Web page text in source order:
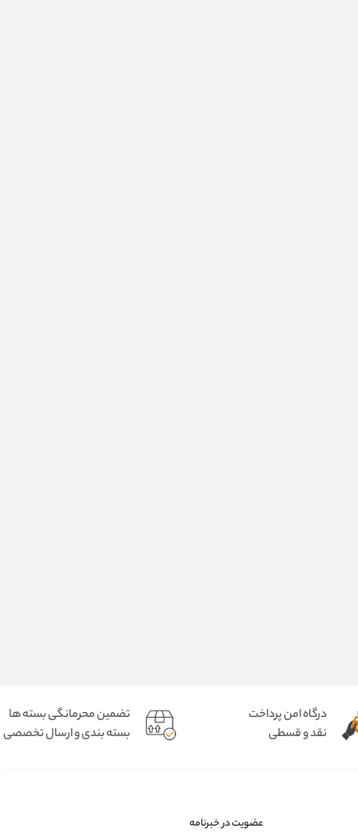
درگاه امن پرداخت
نقد و قسطی
تضمین محرمانگی بسته ها
بسته بندی و ارسال تخصصی
عضویت در خبرنامه